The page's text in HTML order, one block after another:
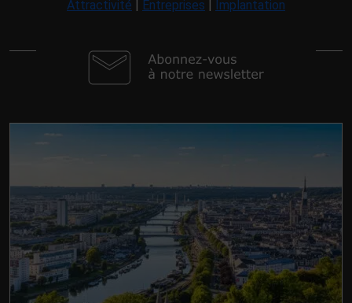
Attractivité Entreprises Implantation